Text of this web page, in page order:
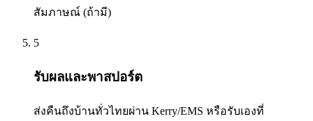
สัมภาษณ์ (ถ้ามี)
5
รับผลและพาสปอร์ต
ส่งคืนถึงบ้านทั่วไทยผ่าน Kerry/EMS หรือรับเองที่